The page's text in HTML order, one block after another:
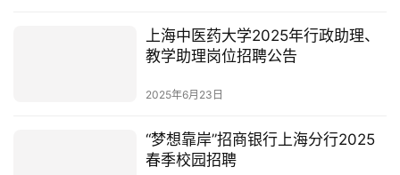
上海中医药大学2025年行政助理、
教学助理岗位招聘公告
2025年6月23日
“梦想靠岸”招商银行上海分行2025
春季校园招聘